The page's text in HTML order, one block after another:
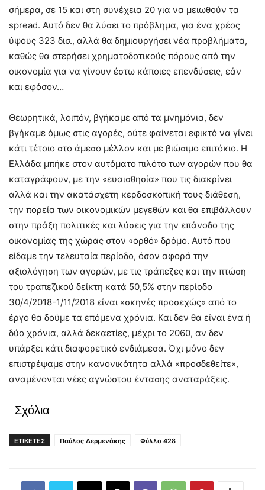
σήμερα, σε 15 και στη συνέχεια 20 για να μειωθούν τα
spread. Αυτό δεν θα λύσει το πρόβλημα, για ένα χρέος
ύψους 323 δισ., αλλά θα δημιουργήσει νέα προβλήματα,
καθώς θα στερήσει χρηματοδοτικούς πόρους από την
οικονομία για να γίνουν έστω κάποιες επενδύσεις, εάν
και εφόσον…
Θεωρητικά, λοιπόν, βγήκαμε από τα μνημόνια, δεν
βγήκαμε όμως στις αγορές, ούτε φαίνεται εφικτό να γίνει
κάτι τέτοιο στο άμεσο μέλλον και με βιώσιμο επιτόκιο. Η
Ελλάδα μπήκε στον αυτόματο πιλότο των αγορών που θα
καταγράφουν, με την «ευαισθησία» που τις διακρίνει
αλλά και την ακατάσχετη κερδοσκοπική τους διάθεση,
την πορεία των οικονομικών μεγεθών και θα επιβάλλουν
στην πράξη πολιτικές και λύσεις για την επάνοδο της
οικονομίας της χώρας στον «ορθό» δρόμο. Αυτό που
είδαμε την τελευταία περίοδο, όσον αφορά την
αξιολόγηση των αγορών, με τις τράπεζες και την πτώση
του τραπεζικού δείκτη κατά 50,5% στην περίοδο
30/4/2018-1/11/2018 είναι «σκηνές προσεχώς» από το
έργο θα δούμε τα επόμενα χρόνια. Και δεν θα είναι ένα ή
δύο χρόνια, αλλά δεκαετίες, μέχρι το 2060, αν δεν
υπάρξει κάτι διαφορετικό ενδιάμεσα. Όχι μόνο δεν
επιστρέψαμε στην κανονικότητα αλλά «προσδεθείτε»,
αναμένονται νέες αγνώστου έντασης αναταράξεις.
Σχόλια
ΕΤΙΚΕΤΕΣ Παύλος Δερμενάκης Φύλλο 428